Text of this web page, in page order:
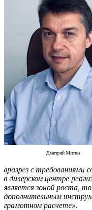
Дмитрий Митин
вразрез с требованиями
в дилерском центре
является зоной роста,
дополнительным
грамотном расчете».